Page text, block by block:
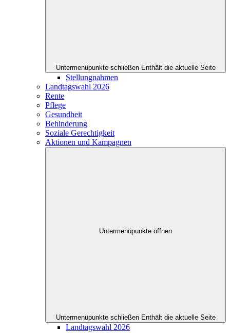
Untermenüpunkte schließen Enthält die aktuelle Seite
Stellungnahmen
Landtagswahl 2026
Rente
Pflege
Gesundheit
Behinderung
Soziale Gerechtigkeit
Aktionen und Kampagnen
Untermenüpunkte öffnen
Untermenüpunkte schließen Enthält die aktuelle Seite
Landtagswahl 2026